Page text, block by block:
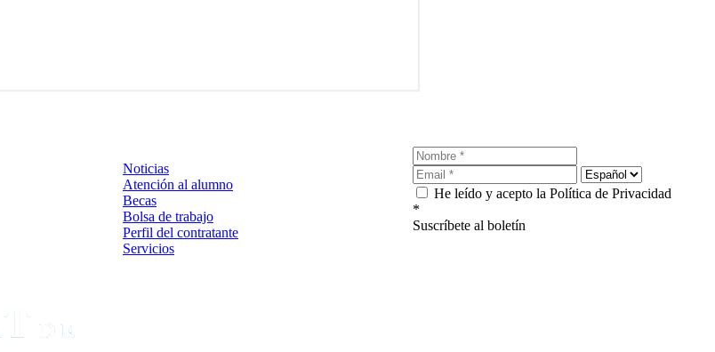
Noticias
Atención al alumno
Becas
Bolsa de trabajo
Perfil del contratante
Servicios
He leído y acepto la Política de Privacidad
*
Suscríbete al boletín